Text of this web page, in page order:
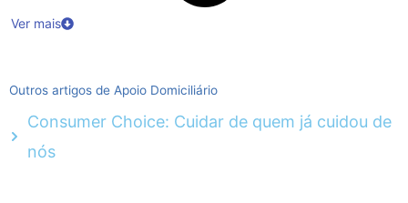
Ver mais
Outros artigos de Apoio Domiciliário
Consumer Choice: Cuidar de quem já cuidou de
nós